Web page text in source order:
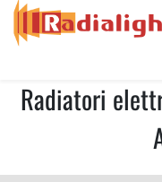
Radiatori